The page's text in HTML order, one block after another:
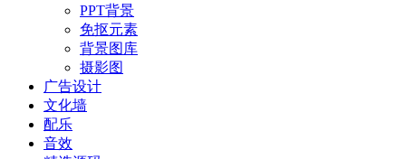
PPT背景
免抠元素
背景图库
摄影图
广告设计
文化墙
配乐
音效